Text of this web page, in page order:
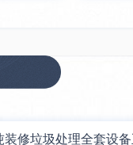
装修垃圾处理全套设